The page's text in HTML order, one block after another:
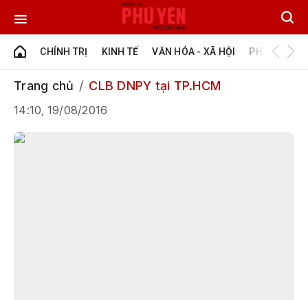
CHÍNH TRỊ KINH TẾ VĂN HÓA - XÃ HỘI PHÚ YÊN -
Trang chủ CLB DNPY tại TP.HCM
14:10, 19/08/2016